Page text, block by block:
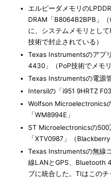
エルピーダメモリの
DRAM「B8064B2BPB」
に、システムメモリとし
技術で封止されている）
Texas Instrumentsのアプ
4430」（PoP技術でメモ
Texas Instrumentsの電源
Intersilの「i951 9HRTZ
Wolfson Microelectronics
「WM8994E」
ST Microelectronicsの500
「XTV0987」（
Texas Instrumentsの無線
線LANとGPS、Bluetooth
プに統合した。TIはこの